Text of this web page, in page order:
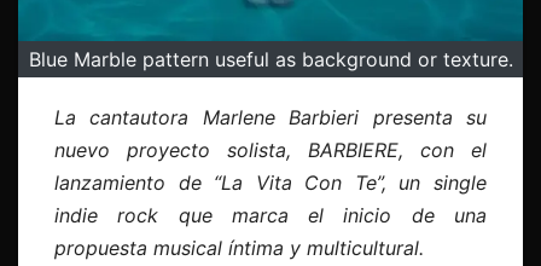
Blue Marble pattern useful as background or texture.
La cantautora Marlene Barbieri presenta su
nuevo proyecto solista, BARBIERE, con el
lanzamiento de “La Vita Con Te”, un single
indie rock que marca el inicio de una
propuesta musical íntima y multicultural.